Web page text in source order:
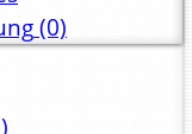
(0)